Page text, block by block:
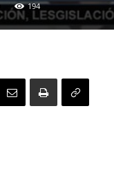
194